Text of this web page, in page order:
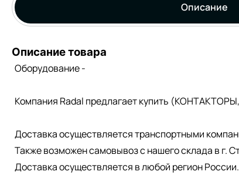
Описание
Описание товара
Оборудование -
Компания Radal предлагает купить
Доставка осуществляется транспортными
Также возможен самовывоз с нашего склада в г.
Доставка осуществляется в любой регион России.